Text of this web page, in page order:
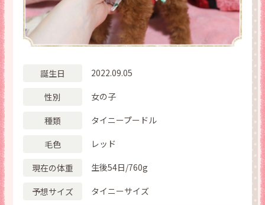
誕生日 2022.09.05
性別 女の子
種類 タイニープードル
毛色 レッド
現在の体重 生後54日/760g
予想サイズ タイニーサイズ